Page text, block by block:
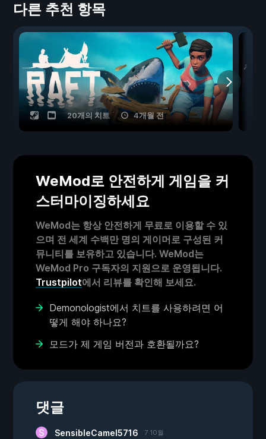
다른 추천 항목
20개의 치트 4개월 전
WeMod로 안전하게 게임을 커
스터마이징하세요
WeMod는 항상 안전하게 무료로 이용할 수 있
으며 전 세계 수백만 명의 게이머로 구성된 커
뮤니티를 보유하고 있습니다. WeMod는
WeMod Pro 구독자의 지원으로 운영됩니다.
Trustpilot에서 리뷰를 확인해 보세요.
Demonologist에서 치트를 사용하려면 어
떻게 해야 하나요?
모드가 제 게임 버전과 호환될까요?
댓글
SensibleCamel5716 7 10월